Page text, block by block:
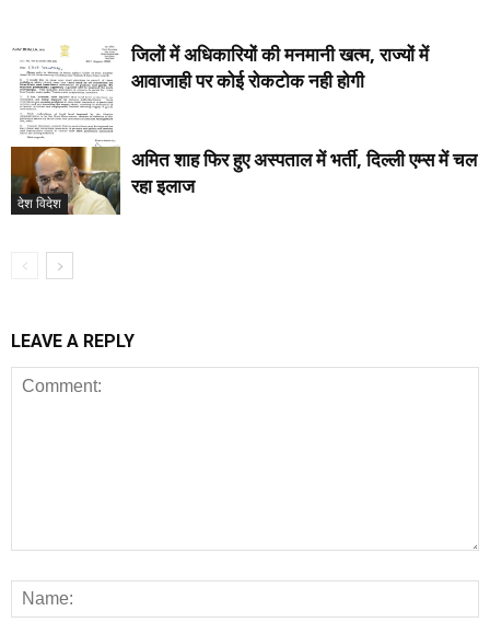
उत्तराखंड
जिलों में अधिकारियों की मनमानी खत्म, राज्यों में
आवाजाही पर कोई रोकटोक नही होगी
देश विदेश
अमित शाह फिर हुए अस्पताल में भर्ती, दिल्ली एम्स में चल
रहा इलाज
LEAVE A REPLY